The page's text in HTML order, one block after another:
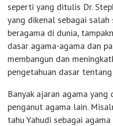
seperti yang ditulis Dr.
yang dikenal sebagai
beragama di dunia,
dasar agama-agama dan
membangun dan
pengetahuan dasar
Banyak ajaran agama yang
penganut agama lain.
tahu Yahudi sebagai